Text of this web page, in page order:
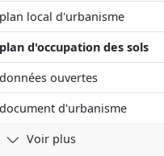
plan local d'urbanisme
plan d'occupation des sols
données ouvertes
document d'urbanisme
Voir plus